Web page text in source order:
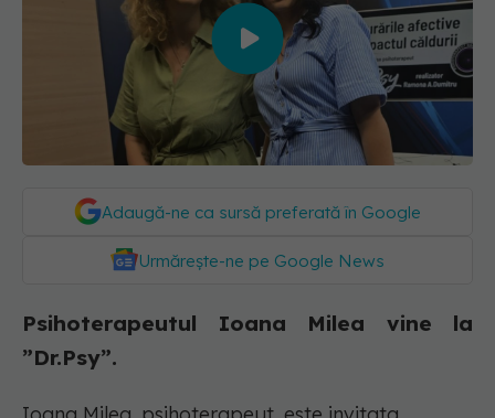
Adaugă-ne ca sursă preferată în Google
Urmărește-ne pe Google News
Psihoterapeutul Ioana Milea vine la
”Dr.Psy”.